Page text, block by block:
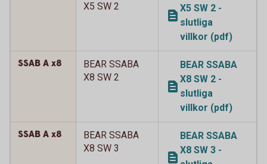
X5 SW 2
X5 SW 2 -
slutliga
villkor (pdf)
SSAB A x8
BEAR SSABA
X8 SW 2
BEAR SSABA
X8 SW 2 -
slutliga
villkor (pdf)
SSAB A x8
BEAR SSABA
X8 SW 3
BEAR SSABA
X8 SW 3 -